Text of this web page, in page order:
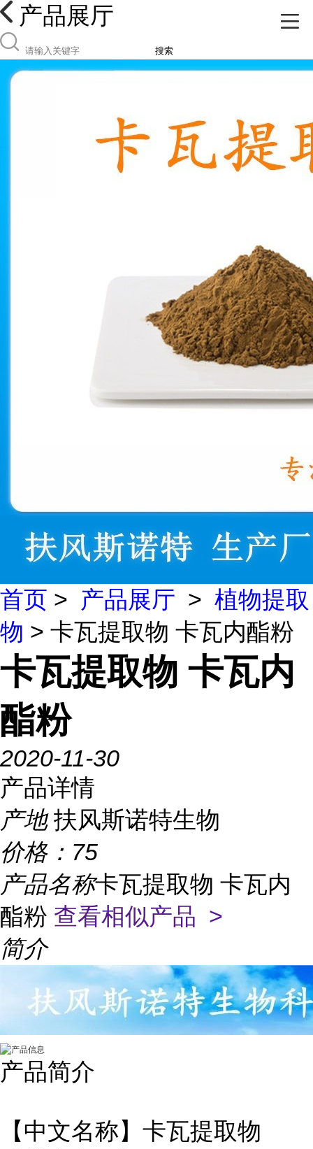
产品展厅
搜索
首页 > 产品展厅 > 植物提取
物 > 卡瓦提取物 卡瓦内酯粉
卡瓦提取物 卡瓦内
酯粉
2020-11-30
产品详情
产地 扶风斯诺特生物
价格： 75
产品名称卡瓦提取物 卡瓦内
酯粉 查看相似产品 >
简介
产品简介
【中文名称】卡瓦提取物